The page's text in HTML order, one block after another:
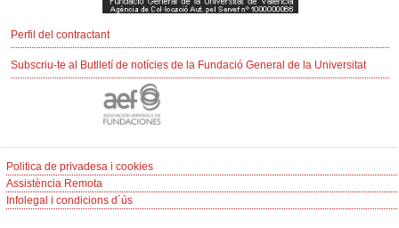
Perfil del contractant
Subscriu-te al Butlletí de notícies de la Fundació General de la Universitat
Politica de privadesa i cookies
Assistència Remota
Infolegal i condicions d´ús